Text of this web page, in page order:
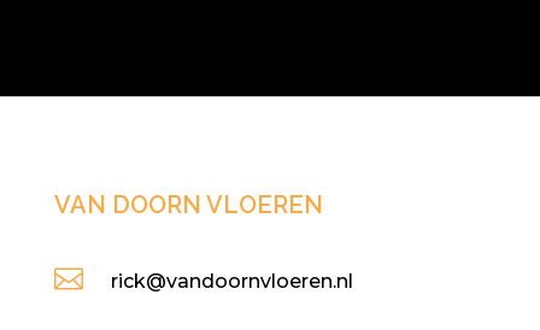
VAN DOORN VLOEREN
 rick@vandoornvloeren.nl